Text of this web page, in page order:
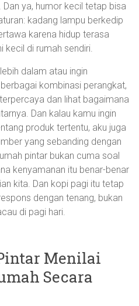
ya, humor kecil tetap bisa
kadang lampu berkedip
karena hidup terasa
kecil di rumah sendiri.
dalam atau ingin
kombinasi perangkat,
dan lihat bagaimana
Dan kalau kamu ingin
produk tertentu, aku juga
yang sebanding dengan
pintar bukan cuma soal
kenyamanan itu benar-benar
kita. Dan kopi pagi itu tetap
dengan tenang, bukan
di pagi hari.
Menilai
Secara